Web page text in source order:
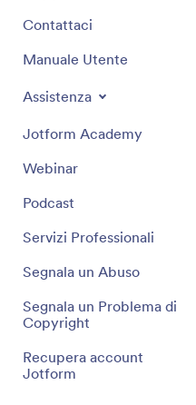
Contattaci
Manuale Utente
Assistenza
Jotform Academy
Webinar
Podcast
Servizi Professionali
Segnala un Abuso
Segnala un Problema di
Copyright
Recupera account
Jotform